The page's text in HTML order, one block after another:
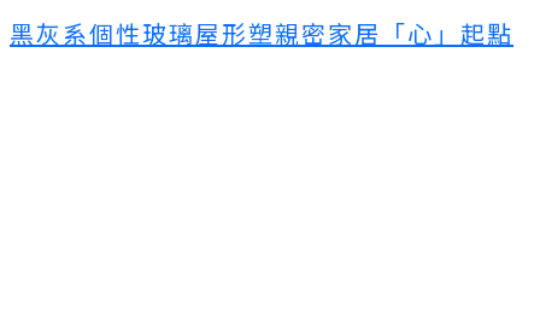
黑灰系個性玻璃屋形塑親密家居「心」起點